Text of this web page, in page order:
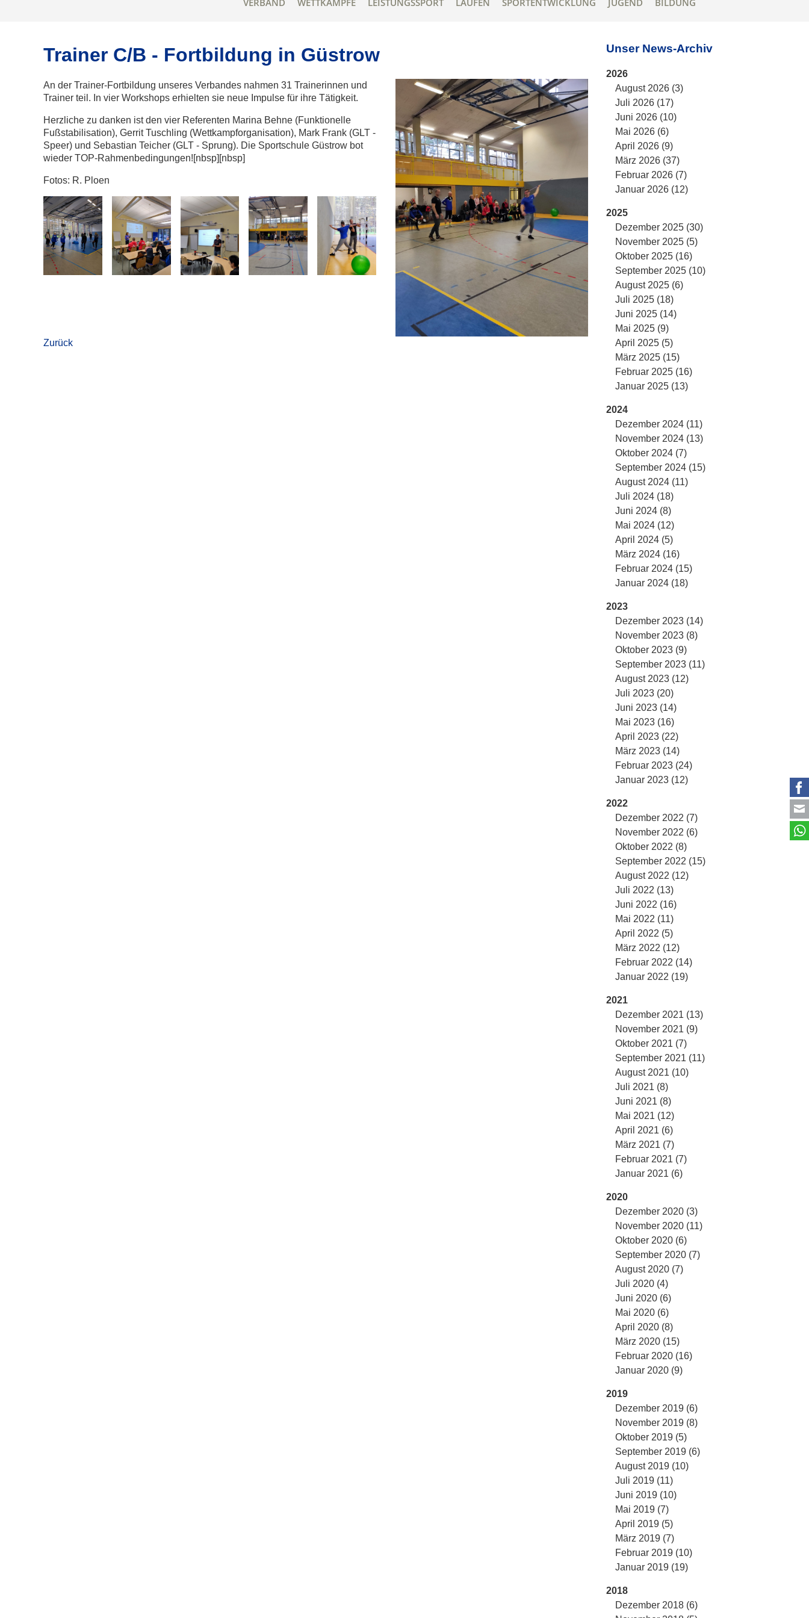
VERBAND WETTKÄMPFE LEISTUNGSSPORT LAUFEN SPORTENTWICKLUNG JUGEND BILDUNG
Trainer C/B - Fortbildung in Güstrow
An der Trainer-Fortbildung unseres Verbandes nahmen 31 Trainerinnen und
Trainer teil. In vier Workshops erhielten sie neue Impulse für ihre Tätigkeit.
Herzliche zu danken ist den vier Referenten Marina Behne (Funktionelle
Fußstabilisation), Gerrit Tuschling (Wettkampforganisation), Mark Frank (GLT -
Speer) und Sebastian Teicher (GLT - Sprung). Die Sportschule Güstrow bot
wieder TOP-Rahmenbedingungen![nbsp][nbsp]
Fotos: R. Ploen
Zurück
Unser News-Archiv
2026
August 2026 (3)
Juli 2026 (17)
Juni 2026 (10)
Mai 2026 (6)
April 2026 (9)
März 2026 (37)
Februar 2026 (7)
Januar 2026 (12)
2025
Dezember 2025 (30)
November 2025 (5)
Oktober 2025 (16)
September 2025 (10)
August 2025 (6)
Juli 2025 (18)
Juni 2025 (14)
Mai 2025 (9)
April 2025 (5)
März 2025 (15)
Februar 2025 (16)
Januar 2025 (13)
2024
Dezember 2024 (11)
November 2024 (13)
Oktober 2024 (7)
September 2024 (15)
August 2024 (11)
Juli 2024 (18)
Juni 2024 (8)
Mai 2024 (12)
April 2024 (5)
März 2024 (16)
Februar 2024 (15)
Januar 2024 (18)
2023
Dezember 2023 (14)
November 2023 (8)
Oktober 2023 (9)
September 2023 (11)
August 2023 (12)
Juli 2023 (20)
Juni 2023 (14)
Mai 2023 (16)
April 2023 (22)
März 2023 (14)
Februar 2023 (24)
Januar 2023 (12)
2022
Dezember 2022 (7)
November 2022 (6)
Oktober 2022 (8)
September 2022 (15)
August 2022 (12)
Juli 2022 (13)
Juni 2022 (16)
Mai 2022 (11)
April 2022 (5)
März 2022 (12)
Februar 2022 (14)
Januar 2022 (19)
2021
Dezember 2021 (13)
November 2021 (9)
Oktober 2021 (7)
September 2021 (11)
August 2021 (10)
Juli 2021 (8)
Juni 2021 (8)
Mai 2021 (12)
April 2021 (6)
März 2021 (7)
Februar 2021 (7)
Januar 2021 (6)
2020
Dezember 2020 (3)
November 2020 (11)
Oktober 2020 (6)
September 2020 (7)
August 2020 (7)
Juli 2020 (4)
Juni 2020 (6)
Mai 2020 (6)
April 2020 (8)
März 2020 (15)
Februar 2020 (16)
Januar 2020 (9)
2019
Dezember 2019 (6)
November 2019 (8)
Oktober 2019 (5)
September 2019 (6)
August 2019 (10)
Juli 2019 (11)
Juni 2019 (10)
Mai 2019 (7)
April 2019 (5)
März 2019 (7)
Februar 2019 (10)
Januar 2019 (19)
2018
Dezember 2018 (6)